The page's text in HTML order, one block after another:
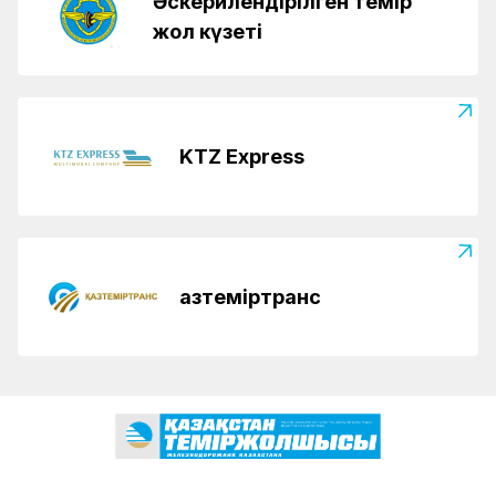
жол күзеті
KTZ Express
Қазтеміртранс